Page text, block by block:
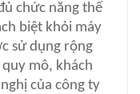
chức năng thế
biệt khỏi máy
sử dụng rộng
mô, khách
của công ty